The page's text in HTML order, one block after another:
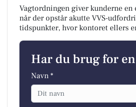
Vagtordningen giver kunderne en
når der opstår akutte VVS-
tidspunkter, hvor kontoret ellers
Har du brug for
Navn *